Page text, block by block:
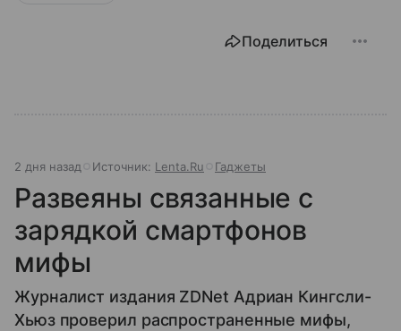
Поделиться
2 дня назад Источник: Lenta.Ru Гаджеты
Развеяны связанные с
зарядкой смартфонов
мифы
Журналист издания ZDNet Адриан Кингсли-
Хьюз проверил распространенные мифы,